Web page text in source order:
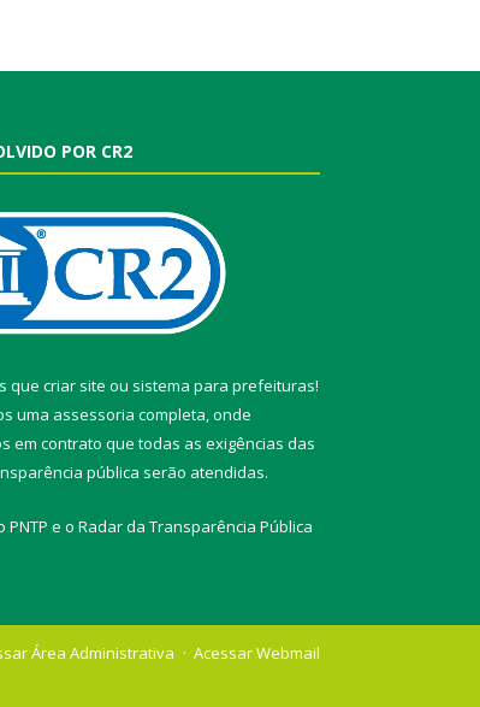
POR CR2
que criar site ou sistema para prefeituras!
uma assessoria completa, onde
em contrato que todas as exigências das
pública serão atendidas.
PNTP e o Radar da Transparência Pública
Área Administrativa Acessar Webmail